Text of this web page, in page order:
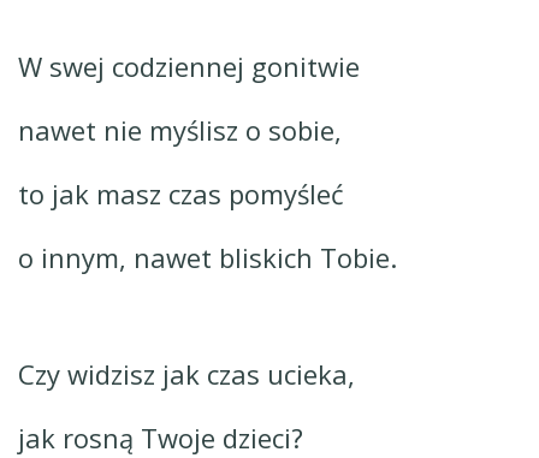
W swej codziennej gonitwie
nawet nie myślisz o sobie,
to jak masz czas pomyśleć
o innym, nawet bliskich Tobie.
Czy widzisz jak czas ucieka,
jak rosną Twoje dzieci?